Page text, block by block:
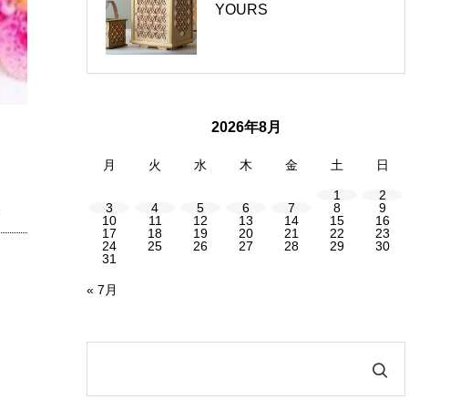
YOURS
新たなスタートを迎えま
2026年8月
月 火 水 木 金 土 日
1
2
3
4 5 6 7 8
9
10
11 12 13 14 15
16
17
18 19 20 21 22
23
24
25 26 27 28 29
30
31
« 7月